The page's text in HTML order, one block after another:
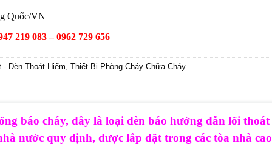
Quốc/VN
219 083 – 0962 729 656
- Đèn Thoát Hiểm Thiết Bị Phòng Cháy Chữa Cháy
báo cháy, đây là loại đèn báo hướng dẫn lối thoát
nước quy định, được lắp đặt trong các tòa nhà cao